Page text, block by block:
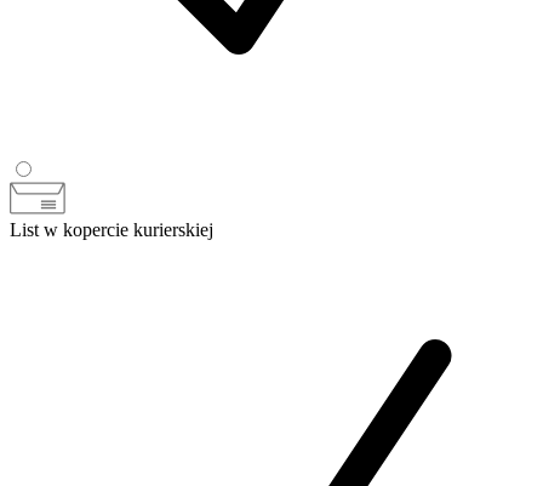
List w kopercie kurierskiej